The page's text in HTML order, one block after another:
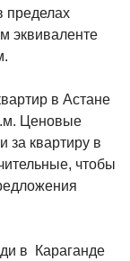
пределах
эквиваленте
в Астане
Ценовые
за квартиру в
чтобы
в Караганде